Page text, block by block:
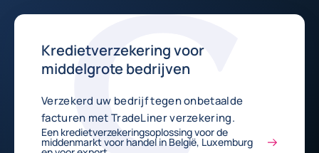
Kredietverzekering voor
middelgrote bedrijven
Verzekerd uw bedrijf tegen onbetaalde
facturen met TradeLiner verzekering.
Een kredietverzekeringsoplossing voor de
middenmarkt voor handel in België, Luxemburg